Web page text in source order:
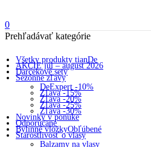
0
Prehľadávať kategórie
Všetky produkty tianDe
AKCIE júl – august 2026
Darčekové sety
Sezónne zľavy
DeExpert -10%
Zľava -15%
Zľava -20%
Zľava -25%
Zľava -30%
Novinky v ponuke
Odporúčané
Bylinné vložkyObľúbené
Starostlivosť o vlasy
Balzamy na vlasy